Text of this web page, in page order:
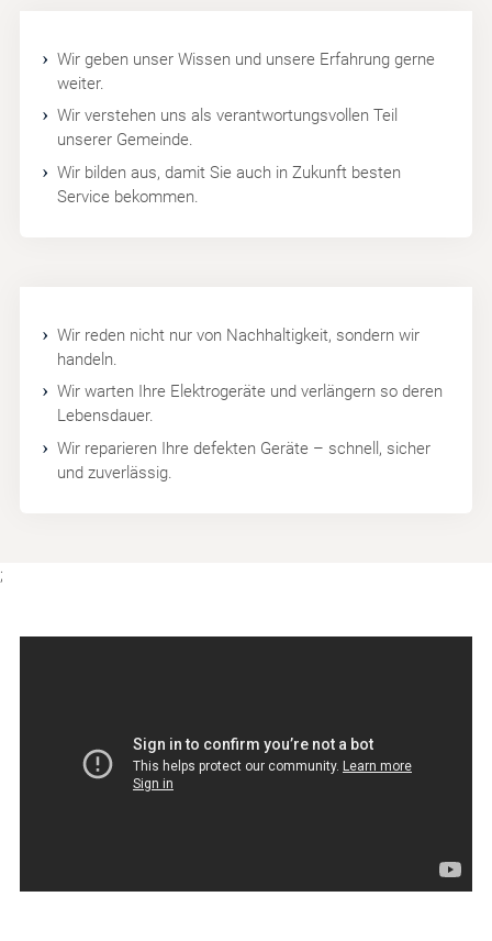
Wir geben unser Wissen und unsere Erfahrung gerne
weiter.
Wir verstehen uns als verantwortungsvollen Teil
unserer Gemeinde.
Wir bilden aus, damit Sie auch in Zukunft besten
Service bekommen.
Wir reden nicht nur von Nachhaltigkeit, sondern wir
handeln.
Wir warten Ihre Elektrogeräte und verlängern so deren
Lebensdauer.
Wir reparieren Ihre defekten Geräte – schnell, sicher
und zuverlässig.
;